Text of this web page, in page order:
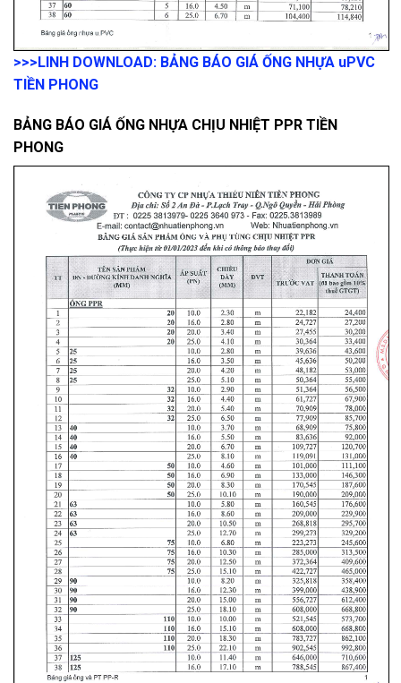
>>>LINH DOWNLOAD: BẢNG BÁO GIÁ ỐNG NHỰA uPVC
TIỀN PHONG
BẢNG BÁO GIÁ ỐNG NHỰA CHỊU NHIỆT PPR TIỀN
PHONG